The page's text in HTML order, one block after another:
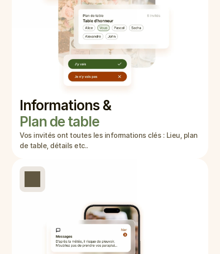
Informations &
Plan de table
Vos invités ont toutes les informations clés : Lieu, plan
de table, détails etc..